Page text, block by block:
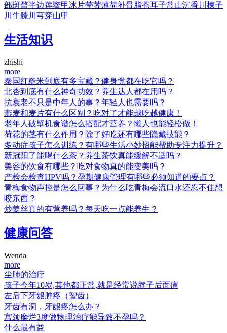
部斑蝥半边莲鳖甲 冰片荸荠薄荷补骨脂苍耳子常山沉香 川楝子
川牛膝 川芎穿山甲
生活知识
zhishi
more
泰国红糙米到底有多宝藏？健身党都在吃它吗？
北杏到底有什么神奇功效？养生达人都在用吗？
抗衰老不只是中年人的事？年轻人也需要吗？
燕麦和麦片有什么区别？吃对了才能越吃越健康！
老年人破壁机食谱怎么搭配才营养？懒人也能轻松做！
荷花的茎有什么作用？除了好吃还有哪些隐藏技能？
多动症孩子怎么训练？有哪些生活小妙招能帮助专注力提升？
新冠阳了能喝什么茶？养生茶饮真能缓解不适吗？
美容的饮食有哪些？吃对食物真的能变美吗？
产检会检查HPV吗？孕期健康管理有哪些必须知道的要点？
青梅食物声控是怎么回事？为什么吃青梅会流口水还忍不住想
咬东西？
炒姜丝真的有营养吗？每天吃一点能养生？
健康问答
Wenda
more
尘肺的治疗
孩子今年10岁,其他都正常,就是经常说脖子后面痛
左后下牙龈肿疼（智齿）
牙齿有洞，牙龈疼怎么办？
宫颈糜烂3度做物理治疗能导致不孕吗？
什么最有益